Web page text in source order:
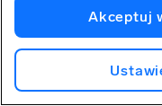
Więcej lotnisk,
pomóc Ci
Akceptuj